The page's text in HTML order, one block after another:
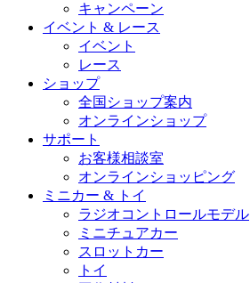
キャンペーン
イベント & レース
イベント
レース
ショップ
全国ショップ案内
オンラインショップ
サポート
お客様相談室
オンラインショッピング
ミニカー & トイ
ラジオコントロールモデル
ミニチュアカー
スロットカー
トイ